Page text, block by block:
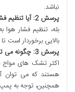
نباشد.
پرسش 2 :آیا
بله، تنظیم فشار
بالایی برخوردار است
پرسش 3 : چگونه می
اکثر تشک های
هستند که می توان
همچنین، توجه به